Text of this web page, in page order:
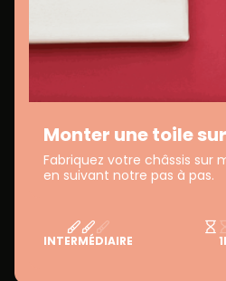
Monter une toile
Fabriquez votre châssis sur
en suivant notre pas à pas.
INTERMÉDIAIRE